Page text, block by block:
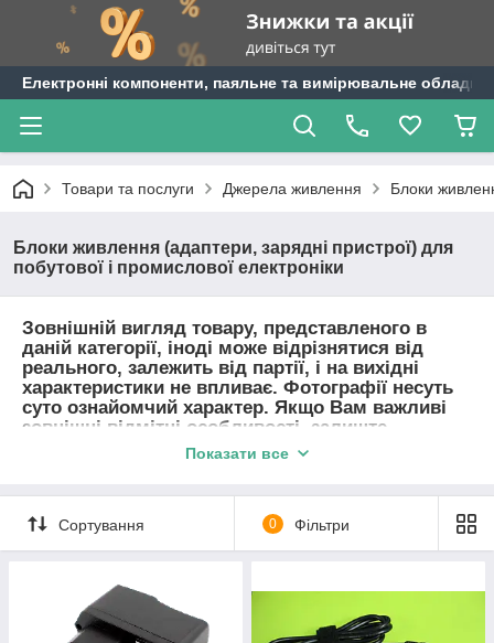
Електронні компоненти, паяльне та вимірювальне
Товари та послуги Джерела живлення Блоки
Блоки живлення (адаптери, зарядні пристрої) для
побутової і промислової електроніки
Зовнішній вигляд товару, представленого в
даній категорії, іноді може відрізнятися від
реального, залежить від партії, і на вихідні
характеристики не впливає. Фотографії несуть
суто ознайомчий характер. Якщо Вам важливі
зовнішні відмітні особливості, залиште
коментар до замовлення або задайте
Показати все
Сортування 0 Фільтри